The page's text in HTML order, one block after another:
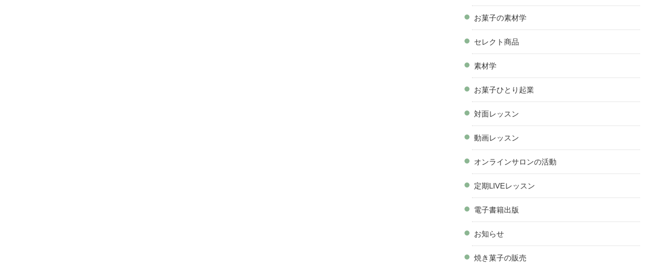
お菓子の素材学
セレクト商品
素材学
お菓子ひとり起業
対面レッスン
動画レッスン
オンラインサロンの活動
定期LIVEレッスン
電子書籍出版
お知らせ
焼き菓子の販売